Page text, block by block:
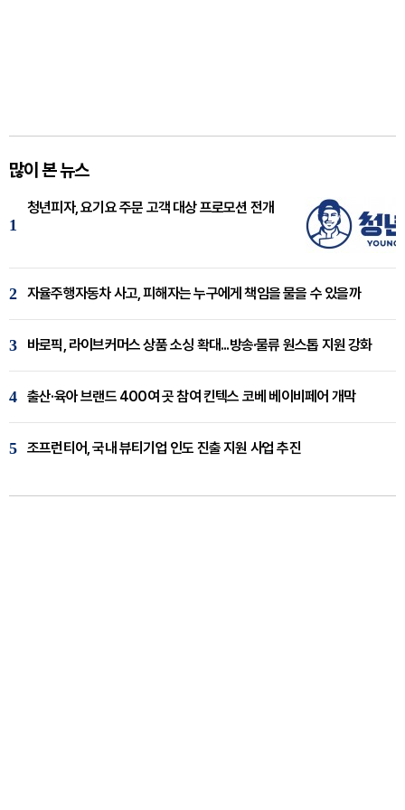
많이 본 뉴스
1
청년피자, 요기요 주문 고객 대상 프로모션 전개
2 자율주행자동차 사고, 피해자는 누구에게 책임을 물을 수 있을까
3 바로픽, 라이브커머스 상품 소싱 확대...방송·물류 원스톱 지원 강화
4 출산·육아 브랜드 400여 곳 참여 킨텍스 코베 베이비페어 개막
5 조프런티어, 국내 뷰티기업 인도 진출 지원 사업 추진